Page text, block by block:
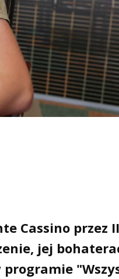
Cassino przez II
jej